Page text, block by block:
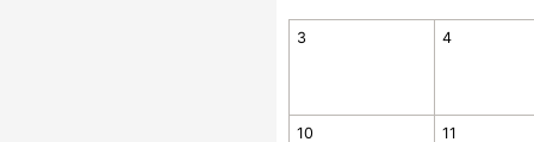
3 4
10 11